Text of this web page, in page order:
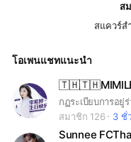
ส
สแควร์ส
โอเพนแชทแนะนำ
สมาชิก 126
3 ชั่
Sunnee